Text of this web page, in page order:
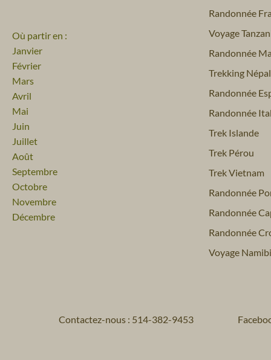
Où partir en :
Janvier
Février
Mars
Avril
Mai
Juin
Juillet
Août
Septembre
Octobre
Novembre
Décembre
Randonnée
Voyage
Randonnée
Trekking Népal
Randonnée
Randonnée
Trek Islande
Trek Pérou
Trek Vietnam
Randonnée
Randonnée
Randonnée
Voyage
Contactez-nous : 514-382-9453